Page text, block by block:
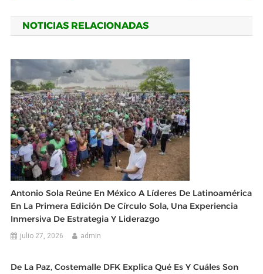
de
entradas
NOTICIAS RELACIONADAS
Antonio Sola Reúne En México A Líderes De Latinoamérica
En La Primera Edición De Círculo Sola, Una Experiencia
Inmersiva De Estrategia Y Liderazgo
julio 27, 2026 admin
De La Paz, Costemalle DFK Explica Qué Es Y Cuáles Son